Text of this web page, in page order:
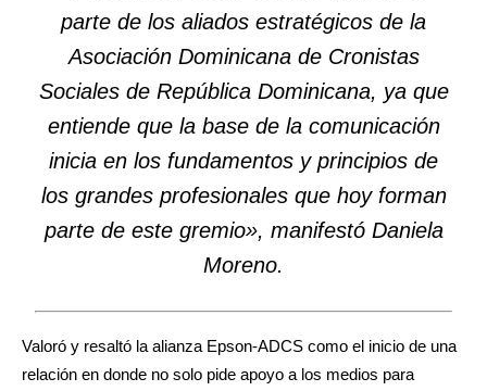
parte de los aliados estratégicos de la
Asociación Dominicana de Cronistas
Sociales de República Dominicana, ya que
entiende que la base de la comunicación
inicia en los fundamentos y principios de
los grandes profesionales que hoy forman
parte de este gremio», manifestó Daniela
Moreno.
Valoró y resaltó la alianza Epson-ADCS como el inicio de una
relación en donde no solo pide apoyo a los medios para